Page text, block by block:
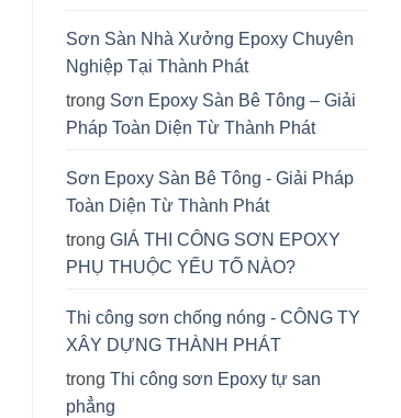
Sơn Sàn Nhà Xưởng Epoxy Chuyên
Nghiệp Tại Thành Phát
trong Sơn Epoxy Sàn Bê Tông – Giải
Pháp Toàn Diện Từ Thành Phát
Sơn Epoxy Sàn Bê Tông - Giải Pháp
Toàn Diện Từ Thành Phát
trong GIÁ THI CÔNG SƠN EPOXY
PHỤ THUỘC YẾU TỐ NÀO?
Thi công sơn chống nóng - CÔNG TY
XÂY DỰNG THÀNH PHÁT
trong Thi công sơn Epoxy tự san
phẳng